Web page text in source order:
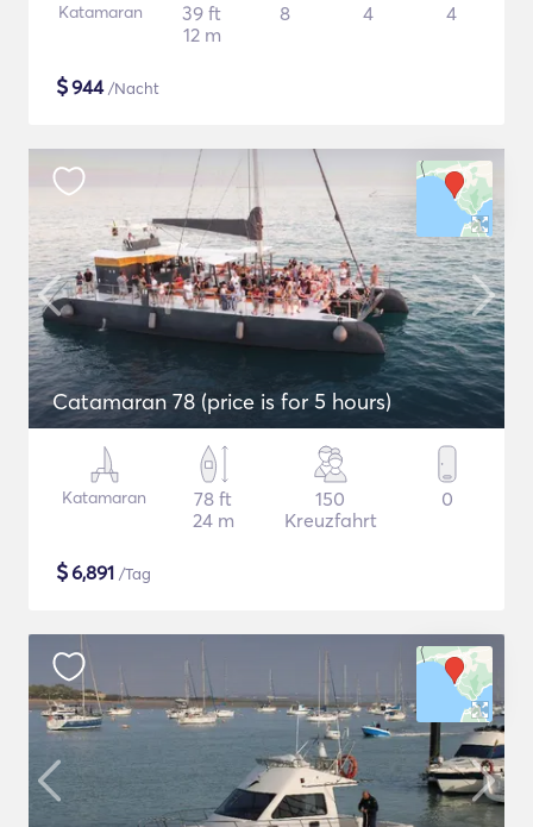
Katamaran
39 ft
12 m
8 4 4
$944/Nacht
Catamaran 78 (price is for 5 hours)
Katamaran
78 ft
24 m
150
Kreuzfahrt
0
$6,891 /Tag